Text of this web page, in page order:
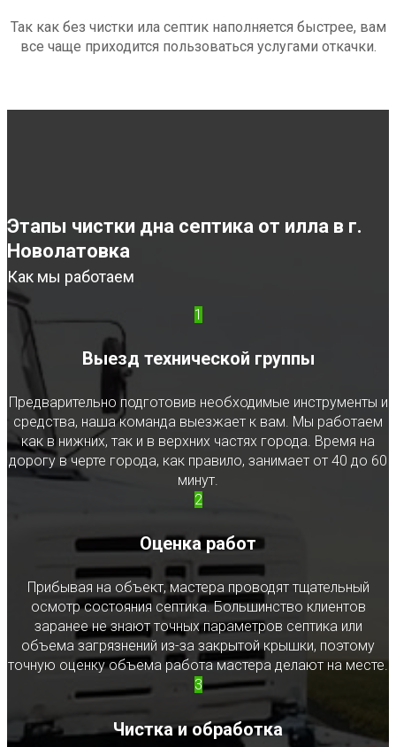
Так как без чистки ила септик наполняется быстрее, вам
все чаще приходится пользоваться услугами откачки.
Этапы чистки дна септика от илла в г.
Новолатовка
Как мы работаем
1
Выезд технической группы
Предварительно подготовив необходимые инструменты и
средства, наша команда выезжает к вам. Мы работаем
как в нижних, так и в верхних частях города. Время на
дорогу в черте города, как правило, занимает от 40 до 60
минут.
2
Оценка работ
Прибывая на объект, мастера проводят тщательный
осмотр состояния септика. Большинство клиентов
заранее не знают точных параметров септика или
объема загрязнений из-за закрытой крышки, поэтому
точную оценку объема работа мастера делают на месте.
3
Чистка и обработка